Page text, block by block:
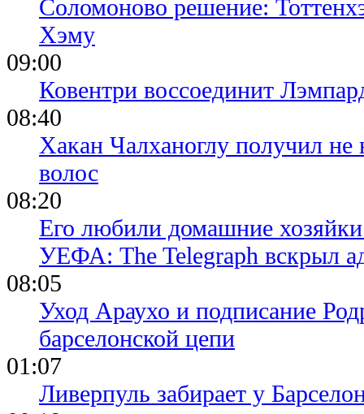
Соломоново решение:
Хэму
09:00
Ковентри воссоединит
08:40
Хакан Чалханоглу получил не
волос
08:20
Его любили домашние
УЕФА: The Telegraph вскрыл
08:05
Уход Араухо и подписание
барселонской цепи
01:07
Ливерпуль забирает у